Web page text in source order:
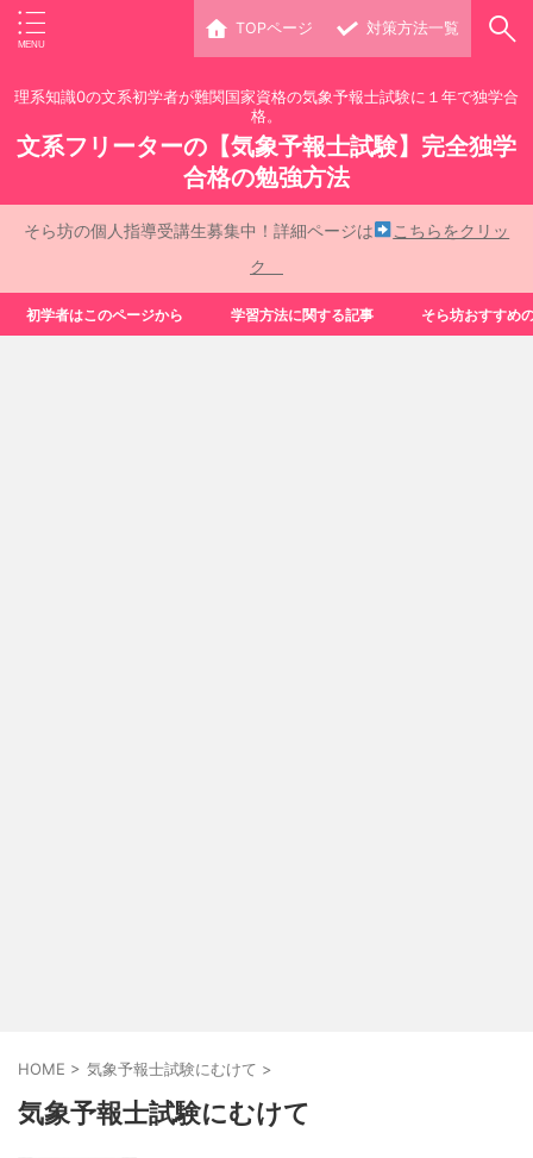
TOPページ 対策方法一覧
理系知識0の文系初学者が難関国家資格の気象予報士試験に１年で独学合
格。
文系フリーターの【気象予報士試験】完全独学
合格の勉強方法
そら坊の個人指導受講生募集中！詳細ページは
こちらをクリッ
ク
初学者はこのページから 学習方法に関する記事 そら坊おすすめ
HOME > 気象予報士試験にむけて >
気象予報士試験にむけて